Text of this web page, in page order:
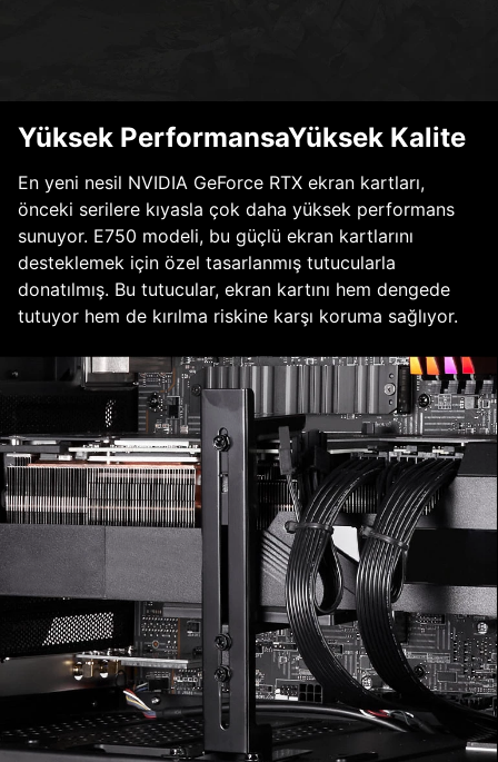
Yüksek PerformansaYüksek Kalite
En yeni nesil NVIDIA GeForce RTX ekran kartları,
önceki serilere kıyasla çok daha yüksek performans
sunuyor. E750 modeli, bu güçlü ekran kartlarını
desteklemek için özel tasarlanmış tutucularla
donatılmış. Bu tutucular, ekran kartını hem dengede
tutuyor hem de kırılma riskine karşı koruma sağlıyor.